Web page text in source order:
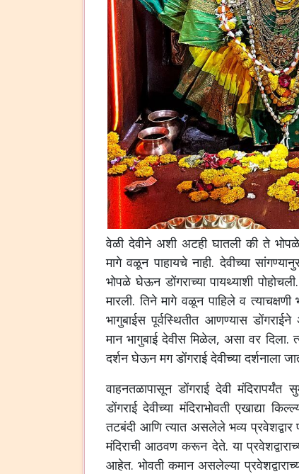
वेळी देवीने अशी अटही घातली की ते भोपळे
मागे वळून पाहायचे नाही.देवीच्या
भोपळे घेऊन डोंगराच्या पायथ्याशी पोहोचली
मारली.तिने मागे वळून पाहिले व त्याचक्षणी
भागुबाईस पूर्वस्थितीत आणण्यास डोंगराईने
मान भागुबाई देवीस मिळेल,असा वर दिला.
दर्शन घेऊन मग डोंगराई देवीच्या दर्शनाला
वाहनतळापासून डोंगराई देवी मंदिरापर्यंत
डोंगराई देवीच्या मंदिराभोवती एखाद्या
तटबंदी आणि त्यात असलेले भव्य प्रवेशद्वार
मंदिराची आठवण करून देते.या
आहेत.भोवती कमान असलेल्या